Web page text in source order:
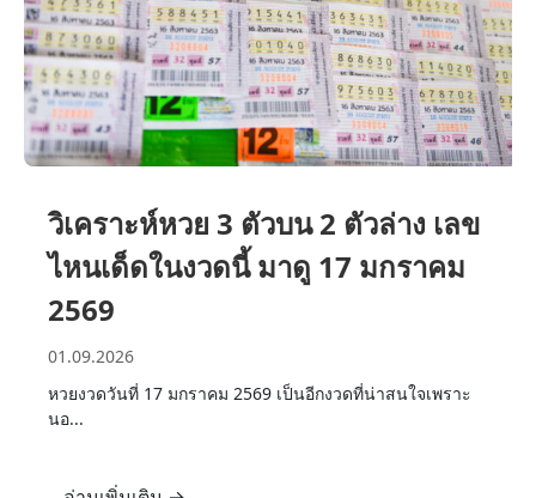
วิเคราะห์หวย 3 ตัวบน 2 ตัวล่าง เลข
ไหนเด็ดในงวดนี้ มาดู 17 มกราคม
2569
01.09.2026
หวยงวดวันที่ 17 มกราคม 2569 เป็นอีกงวดที่น่าสนใจเพราะ
นอ...